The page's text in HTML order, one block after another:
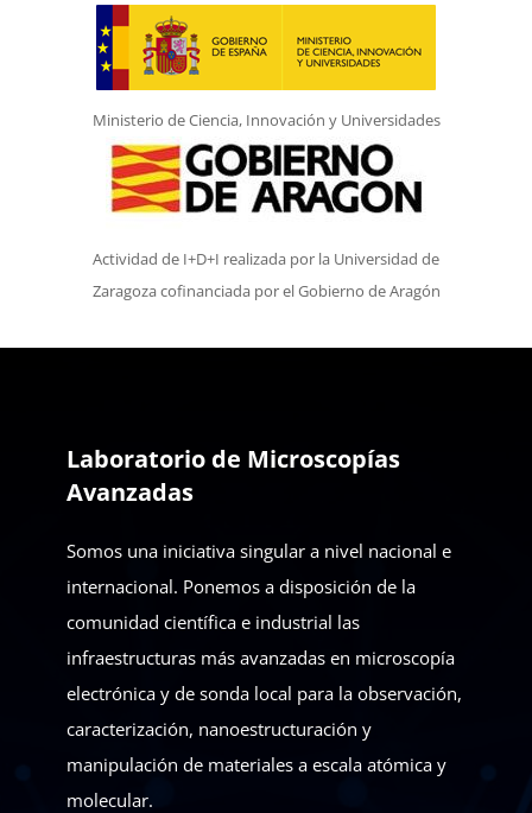
Ministerio de Ciencia, Innovación y Universidades
Actividad de I+D+I realizada por la Universidad de
Zaragoza cofinanciada por el Gobierno de Aragón
Laboratorio de Microscopías
Avanzadas
Somos una iniciativa singular a nivel nacional e
internacional. Ponemos a disposición de la
comunidad científica e industrial las
infraestructuras más avanzadas en microscopía
electrónica y de sonda local para la observación,
caracterización, nanoestructuración y
manipulación de materiales a escala atómica y
molecular.